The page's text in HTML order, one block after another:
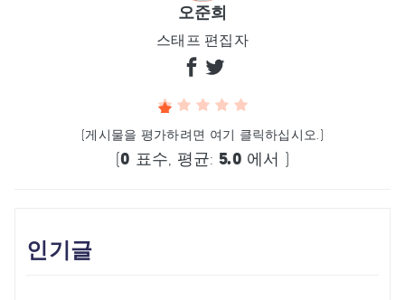
오준희
스태프 편집자
(게시물을 평가하려면 여기 클릭하십시오.)
(0 표수, 평균: 5.0 에서 )
인기글